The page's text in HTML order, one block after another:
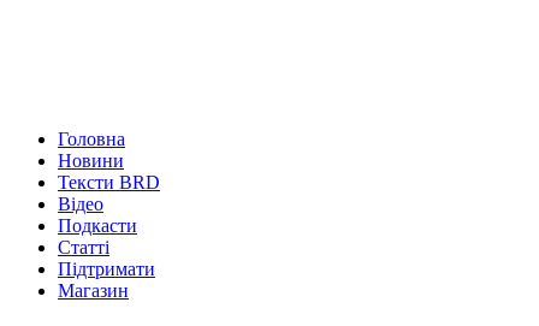
Головна
Новини
Тексти BRD
Відео
Подкасти
Статті
Підтримати
Магазин